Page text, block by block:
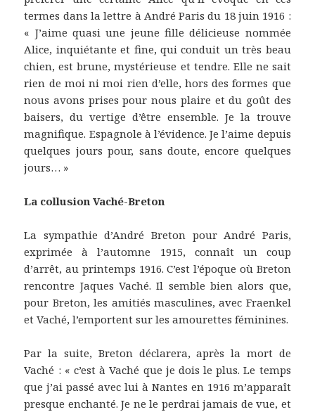
termes dans la lettre à André Paris du 18 juin 1916 :
« J’aime quasi une jeune fille délicieuse nommée
Alice, inquiétante et fine, qui conduit un très beau
chien, est brune, mystérieuse et tendre. Elle ne sait
rien de moi ni moi rien d’elle, hors des formes que
nous avons prises pour nous plaire et du goût des
baisers, du vertige d’être ensemble. Je la trouve
magnifique. Espagnole à l’évidence. Je l’aime depuis
quelques jours pour, sans doute, encore quelques
jours… »
La collusion Vaché-Breton
La sympathie d’André Breton pour André Paris,
exprimée à l’automne 1915, connaît un coup
d’arrêt, au printemps 1916. C’est l’époque où Breton
rencontre Jaques Vaché. Il semble bien alors que,
pour Breton, les amitiés masculines, avec Fraenkel
et Vaché, l’emportent sur les amourettes féminines.
Par la suite, Breton déclarera, après la mort de
Vaché : « c’est à Vaché que je dois le plus. Le temps
que j’ai passé avec lui à Nantes en 1916 m’apparaît
presque enchanté. Je ne le perdrai jamais de vue, et